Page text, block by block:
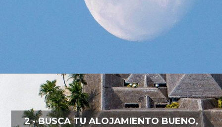
2 · BUSCA TU ALOJAMIENTO BUENO,